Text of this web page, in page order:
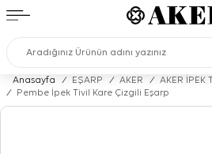
Anasayfa / EŞARP / AKER /
AKER İPEK
/
Pembe İpek Tivil Kare Çizgili Eşarp